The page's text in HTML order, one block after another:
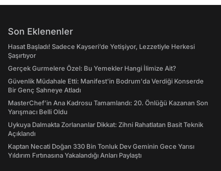
Son Eklenenler
Hasat Başladı! Sadece Kayseri’de Yetişiyor, Lezzetiyle Herkesi
Şaşırtıyor
Gerçek Gurmelere Özel: Bu Yemekler Hangi İlimize Ait?
Güvenlik Müdahale Etti: Manifest'in Bodrum'da Verdiği Konserde
Bir Genç Sahneye Atladı
MasterChef’in Ana Kadrosu Tamamlandı: 20. Önlüğü Kazanan Son
Yarışmacı Belli Oldu
Uykuya Dalmakta Zorlananlar Dikkat: Zihni Rahatlatan Basit Teknik
Açıklandı
Kaptan Necati Doğan 330 Bin Tonluk Dev Geminin Gece Yarısı
Yıldırım Fırtınasına Yakalandığı Anları Paylaştı